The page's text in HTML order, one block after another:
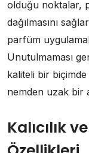
olduğu noktalar,
dağılmasını
parfüm
Unutulmaması
kaliteli bir biçimde
nemden uzak bir
Kalıcılık